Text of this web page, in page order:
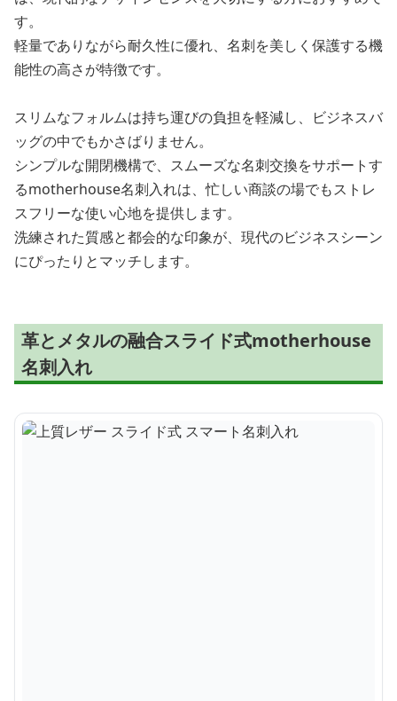
す。
軽量でありながら耐久性に優れ、名刺を美しく保護する機
能性の高さが特徴です。
スリムなフォルムは持ち運びの負担を軽減し、ビジネスバ
ッグの中でもかさばりません。
シンプルな開閉機構で、スムーズな名刺交換をサポートす
るmotherhouse名刺入れは、忙しい商談の場でもストレ
スフリーな使い心地を提供します。
洗練された質感と都会的な印象が、現代のビジネスシーン
にぴったりとマッチします。
革とメタルの融合スライド式motherhouse
名刺入れ